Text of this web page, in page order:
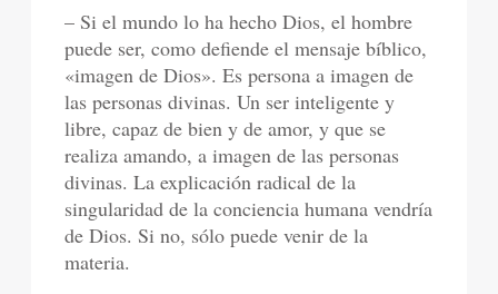
– Si el mundo lo ha hecho Dios, el hombre
puede ser, como defiende el mensaje bíblico,
«imagen de Dios». Es persona a imagen de
las personas divinas. Un ser inteligente y
libre, capaz de bien y de amor, y que se
realiza amando, a imagen de las personas
divinas. La explicación radical de la
singularidad de la conciencia humana vendría
de Dios. Si no, sólo puede venir de la
materia.